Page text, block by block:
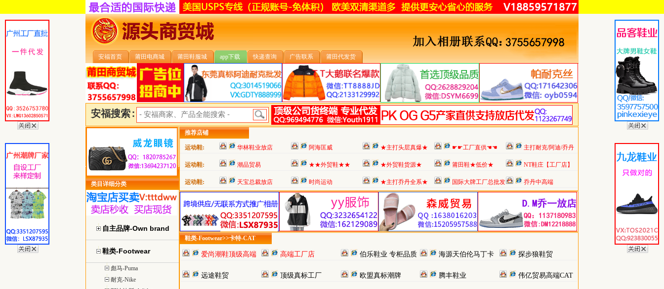
安福首页 莆田电商城 莆田鞋服城 app下载 快递查询 广告联系 莆田代发货
安福搜索:
类目详细分类
自主品牌-Own brand
鞋类-Footwear
彪马-Puma
耐克-Nike
推荐店铺
运动鞋: 华林鞋业放店 阿海匡威 ★主打头层真爆★ ☛☛工厂直供☚☚ 主打耐克/阿迪/乔丹
运动鞋: 潮品贸易 ★★外贸鞋★★ ★外贸鞋货源★ 莆田鞋★低价★ NT鞋庄【工厂店】
运动鞋: 天宝总裁放店 时尚运动 ★主打乔丹全系★ 国际大牌工厂总批发 乔丹中高端
鞋类-Footwear>>卡特-CAT
爱尚潮鞋顶级高端
高端工厂店 伯乐鞋业 专柜品质
海源天伯伦马丁卡
探步狼鞋贸
远途鞋贸 顶级真标工厂 欧盟真标潮牌 腾丰鞋业
伟亿贸易高端CAT